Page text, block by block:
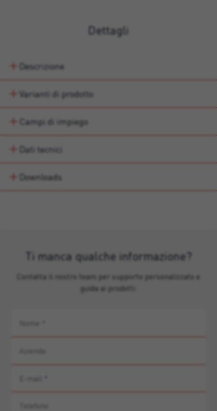
Dettagli
Descrizione
Varianti di prodotto
Campi di impiego
Dati tecnici
Downloads
Ti manca qualche informazione?
Contatta il nostro team per supporto personalizzato e
guida ai prodotti.